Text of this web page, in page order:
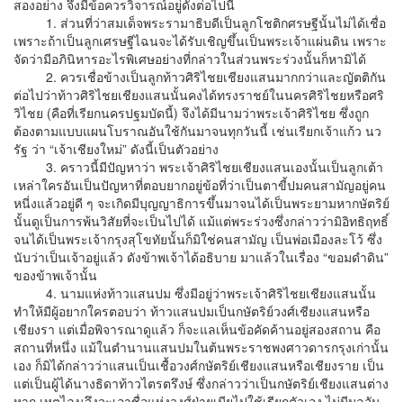
สองอย่าง จึงมีข้อควรวิจารณ์อยู่ดังต่อไปนี้
1. ส่วนที่ว่าสมเด็จพระรามาธิบดีเป็นลูกโชติกศรษฐีนั้นไม่ได้เชื่อ
เพราะถ้าเป็นลูกเศรษฐีไฉนจะได้รับเชิญขึ้นเป็นพระเจ้าแผ่นดิน เพราะ
จัดว่ามีอภินิหารอะไรพิเศษอย่างที่กล่าวในส่วนพระร่วงนั้นก็หามิได้
2. ควรเชื่อข้างเป็นลูกท้าวศิริไชยเชียงแสนมากกว่าและญัตติกัน
ต่อไปว่าท้าวศิริไชยเชียงแสนนั้นคงได้ทรงราชย์ในนครศิริไชยหรือศริ
วิไชย (คือที่เรียกนครปฐมบัดนี้) จึงได้มีนามว่าพระเจ้าศิริไชย ซึ่งถูก
ต้องตามแบบแผนโบราณอันใช้กันมาจนทุกวันนี้ เช่นเรียกเจ้าแก้ว นว
รัฐ ว่า “เจ้าเชียงใหม่” ดังนี้เป็นตัวอย่าง
3. คราวนี้มีปัญหาว่า พระเจ้าศิริไชยเชียงแสนเองนั้นเป็นลูกเต้า
เหล่าใครอันเป็นปัญหาที่ตอบยากอยู่ข้อที่ว่าเป็นตาขี้ปมคนสามัญอยู่คน
หนี่งแล้วอยู่ดี ๆ จะเกิดมีบุญญาธิการขึ้นมาจนได้เป็นพระยามหากษัตริย์
นั้นดูเป็นการพ้นวิสัยที่จะเป็นไปได้ แม้แต่พระร่วงซึ่งกล่าวว่ามิอิทธิฤทธิ์
จนได้เป็นพระเจ้ากรุงสุโขทัยนั้นก็มิใช่คนสามัญ เป็นพ่อเมืองละโว้ ซึ่ง
นับว่าเป็นเจ้าอยู่แล้ว ดังข้าพเจ้าได้อธิบาย มาแล้วในเรื่อง “ขอมดำดิน”
ของข้าพเจ้านั้น
4. นามแห่งท้าวแสนปม ซึ่งมีอยู่ว่าพระเจ้าศิริไชยเชียงแสนนั้น
ทำให้มีผู้อยากใครตอบว่า ท้าวแสนปมเป็นกษัตริย์วงศ์เชียงแสนหรือ
เชียงรา แต่เมื่อพิจารณาดูแล้ว ก็จะแลเห็นข้อคัดค้านอยู่สองสถาน คือ
สถานที่หนึ่ง แม้ในตำนานแสนปมในต้นพระราชพงศาวดารกรุงเก่านั้น
เอง ก็มิได้กล่าวว่าแสนเป็นเชื้อวงศ์กษัตริย์เชียงแสนหรือเชียงราย เป็น
แต่เป็นผู้ได้นางธิดาท้าวไตรตรึงษ์ ซึ่งกล่าวว่าเป็นกษัตริย์เชียงแสนต่าง